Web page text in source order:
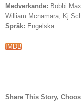
Medverkande: Bobbi
William Mcnamara, Kj
Språk: Engelska
IMDB
Share This Story,